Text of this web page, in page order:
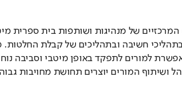
המרכזיים של מנהיגות ושותפות בית ספרית
חשיבה ובתהליכים של קבלת החלטות.
למורים לתפקד באופן מיטבי וסביבה
ושיתוף המורים יוצרים תחושת מחויבות